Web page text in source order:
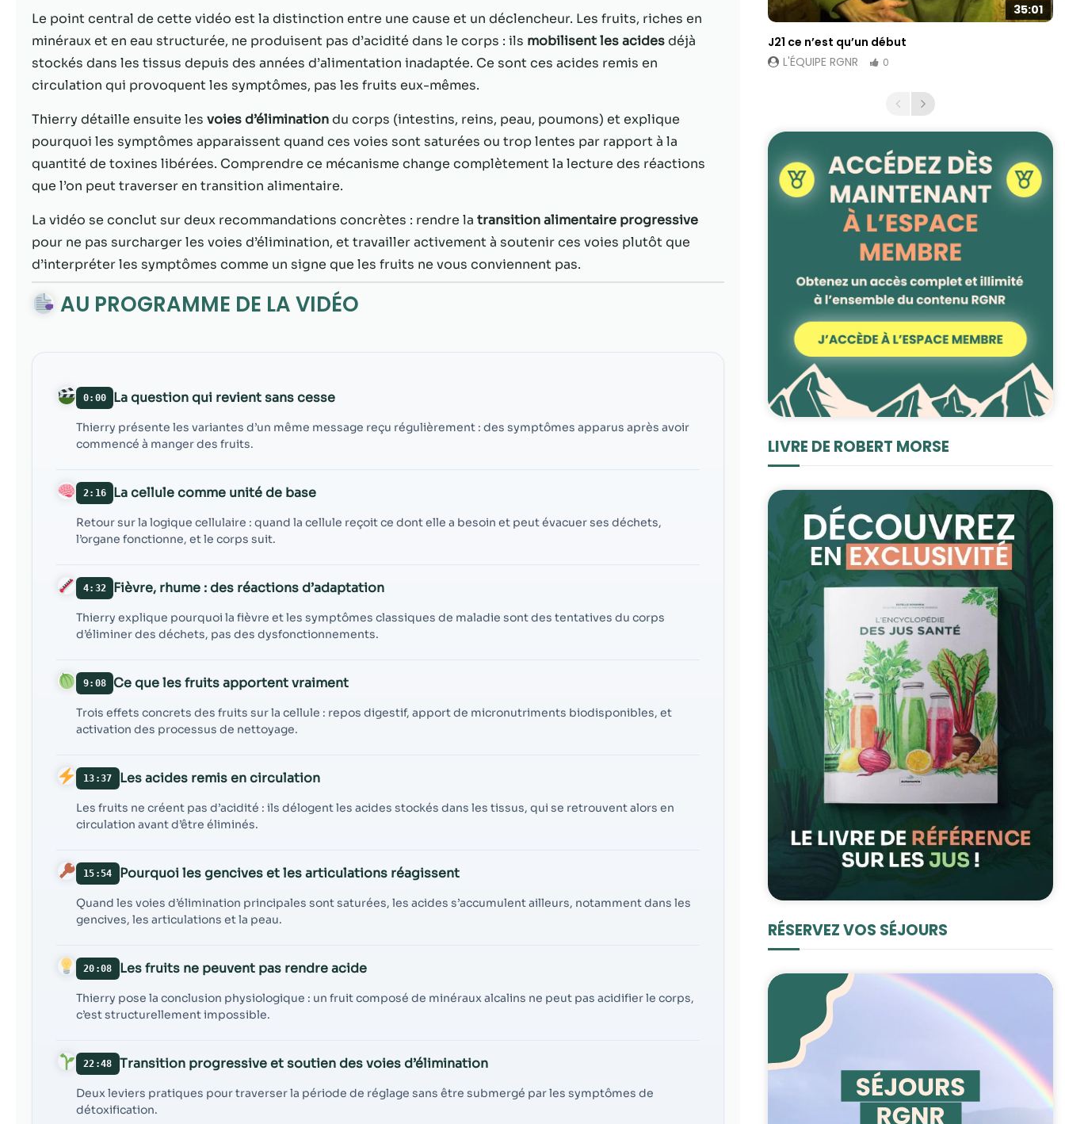
Le point central de cette vidéo est la distinction entre une cause et un déclencheur. Les fruits, riches en
minéraux et en eau structurée, ne produisent pas d’acidité dans le corps : ils mobilisent les acidesdéjà
stockés dans les tissus depuis des années d’alimentation inadaptée. Ce sont ces acides remis en
circulation qui provoquent les symptômes, pas les fruits eux-mêmes.
Thierry détaille ensuite les voies d’éliminationdu corps (intestins, reins, peau, poumons) et explique
pourquoi les symptômes apparaissent quand ces voies sont saturées ou trop lentes par rapport à la
quantité de toxines libérées. Comprendre ce mécanisme change complètement la lecture des réactions
que l’on peut traverser en transition alimentaire.
La vidéo se conclut sur deux recommandations concrètes : rendre la transition alimentaire progressive
pour ne pas surcharger les voies d’élimination, et travailler activement à soutenir ces voies plutôt que
d’interpréter les symptômes comme un signe que les fruits ne vous conviennent pas.
AU PROGRAMME DE LA VIDÉO
0:00 La question qui revient sans cesse
Thierry présente les variantes d’un même message reçu régulièrement : des symptômes apparus après avoir
commencé à manger des fruits.
2:16 La cellule comme unité de base
Retour sur la logique cellulaire : quand la cellule reçoit ce dont elle a besoin et peut évacuer ses déchets,
l’organe fonctionne, et le corps suit.
4:32 Fièvre, rhume : des réactions d’adaptation
Thierry explique pourquoi la fièvre et les symptômes classiques de maladie sont des tentatives du corps
d’éliminer des déchets, pas des dysfonctionnements.
9:08 Ce que les fruits apportent vraiment
Trois effets concrets des fruits sur la cellule : repos digestif, apport de micronutriments biodisponibles, et
activation des processus de nettoyage.
13:37 Les acides remis en circulation
Les fruits ne créent pas d’acidité : ils délogent les acides stockés dans les tissus, qui se retrouvent alors en
circulation avant d’être éliminés.
15:54 Pourquoi les gencives et les articulations réagissent
Quand les voies d’élimination principales sont saturées, les acides s’accumulent ailleurs, notamment dans les
gencives, les articulations et la peau.
20:08 Les fruits ne peuvent pas rendre acide
Thierry pose la conclusion physiologique : un fruit composé de minéraux alcalins ne peut pas acidifier le corps,
c’est structurellement impossible.
22:48 Transition progressive et soutien des voies d’élimination
Deux leviers pratiques pour traverser la période de réglage sans être submergé par les symptômes de
détoxification.
35:01
J21 ce n’est qu’un début
L'ÉQUIPE RGNR
0
LIVRE DE ROBERT MORSE
RÉSERVEZ VOS SÉJOURS
Web est
utilisé.
Afin que notre
site Web
fonctionne
aussi bien que
Si vous refusez
ces cookies,
certaines
fonctionnalités
disparaîtront
lorsque vous
voir du